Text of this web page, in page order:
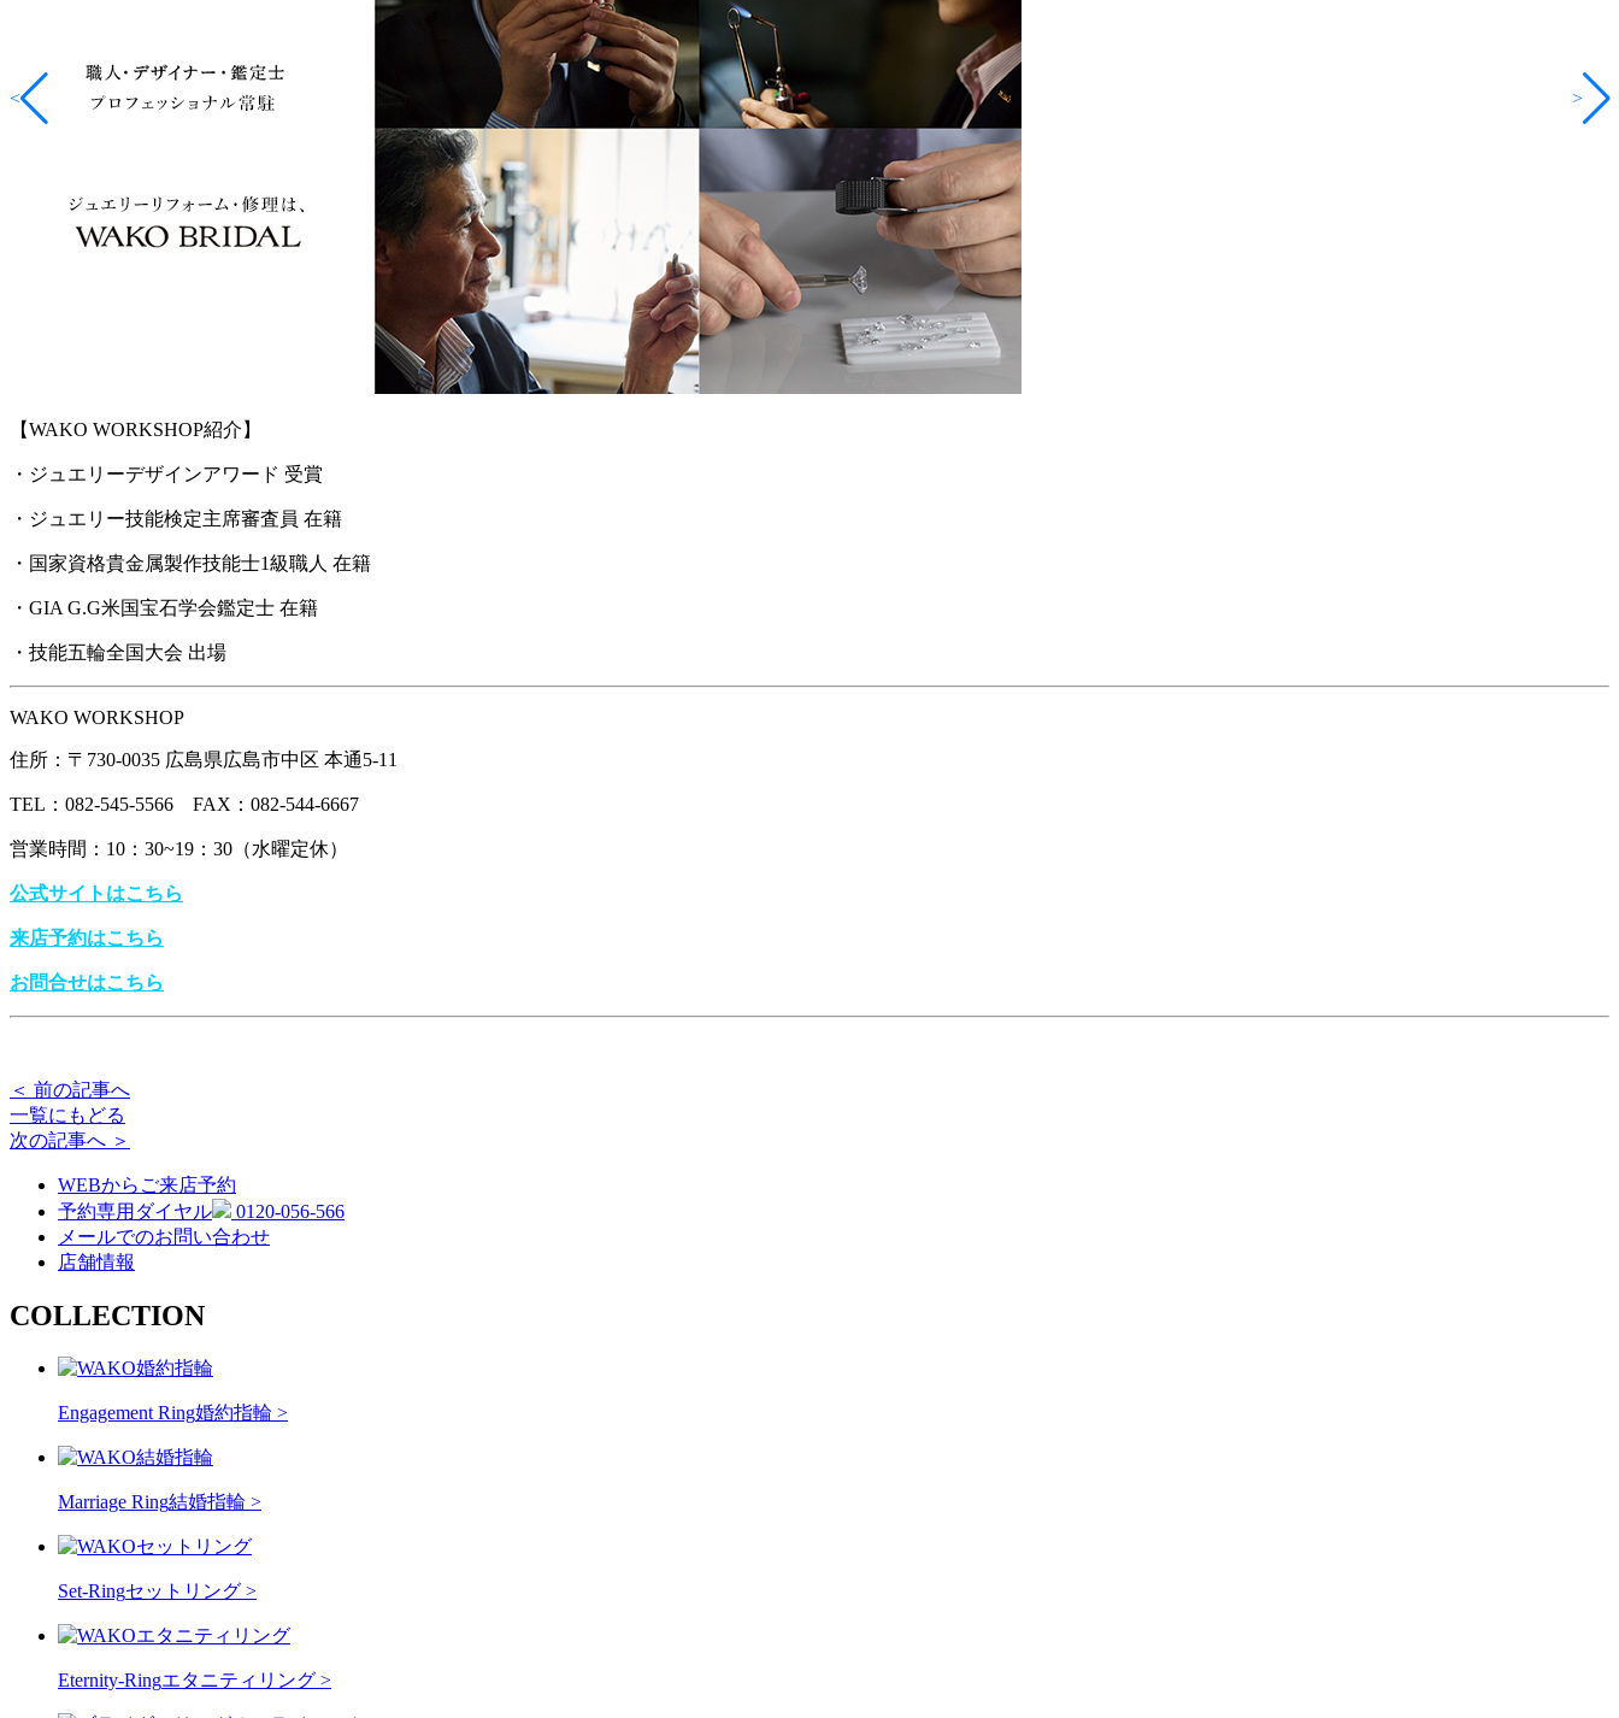
< >
【WAKO WORKSHOP紹介】
・ジュエリーデザインアワード 受賞
・ジュエリー技能検定主席審査員 在籍
・国家資格貴金属製作技能士1級職人 在籍
・GIA G.G米国宝石学会鑑定士 在籍
・技能五輪全国大会 出場
WAKO WORKSHOP
住所：〒730-0035 広島県広島市中区 本通5-11
TEL：082-545-5566 FAX：082-544-6667
営業時間：10：30~19：30（水曜定休）
公式サイトはこちら
来店予約はこちら
お問合せはこちら
＜ 前の記事へ
一覧にもどる
次の記事へ ＞
WEBからご来店予約
予約専用ダイヤル
0120-056-566
メールでのお問い合わせ
店舗情報
COLLECTION
Engagement Ring婚約指輪 >
Marriage Ring結婚指輪 >
Set-Ringセットリング >
Eternity-Ringエタニティリング >